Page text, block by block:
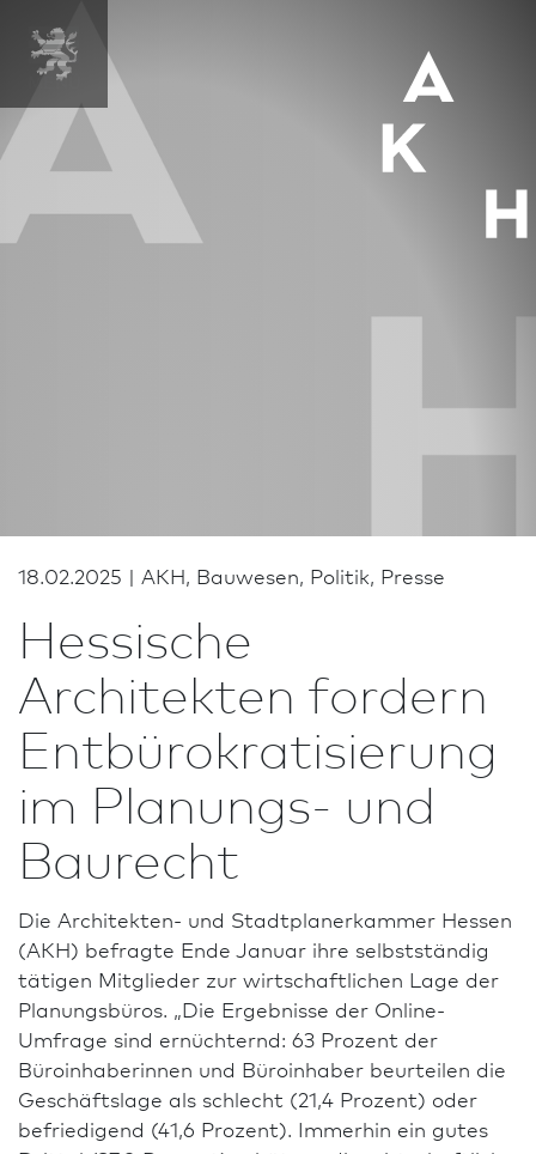
18.02.2025 | AKH, Bauwesen, Politik, Presse
Hessische
Architekten fordern
Entbürokratisierung
im Planungs- und
Baurecht
Die Architekten- und Stadt­planer­kammer Hessen
(AKH) befragte Ende Januar ihre selbstständig
tätigen Mitglieder zur wirt­schaftlichen Lage der
Planungsbüros. „Die Ergebnisse der Online-
Umfrage sind ernüchternd: 63 Prozent der
Büroinhaberinnen und Büroinhaber beurteilen die
Geschäftslage als schlecht (21,4 Prozent) oder
befriedigend (41,6 Prozent). Immerhin ein gutes